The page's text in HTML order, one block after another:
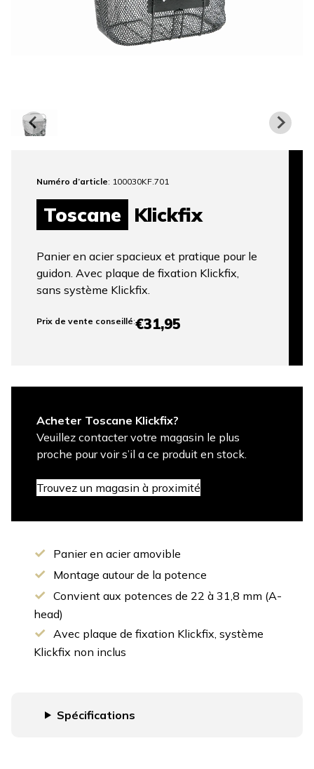
Numéro d’article: 100030KF.701
Toscane Klickfix
Panier en acier spacieux et pratique pour le
guidon. Avec plaque de fixation Klickfix,
sans système Klickfix.
Prix ​​de vente conseillé:€31,95
Acheter Toscane Klickfix?
Veuillez contacter votre magasin le plus
proche pour voir s’il a ce produit en stock.
Trouvez un magasin à proximité
Panier en acier amovible
Montage autour de la potence
Convient aux potences de 22 à 31,8 mm (A-
head)
Avec plaque de fixation Klickfix, système
Klickfix non inclus
Spécifications